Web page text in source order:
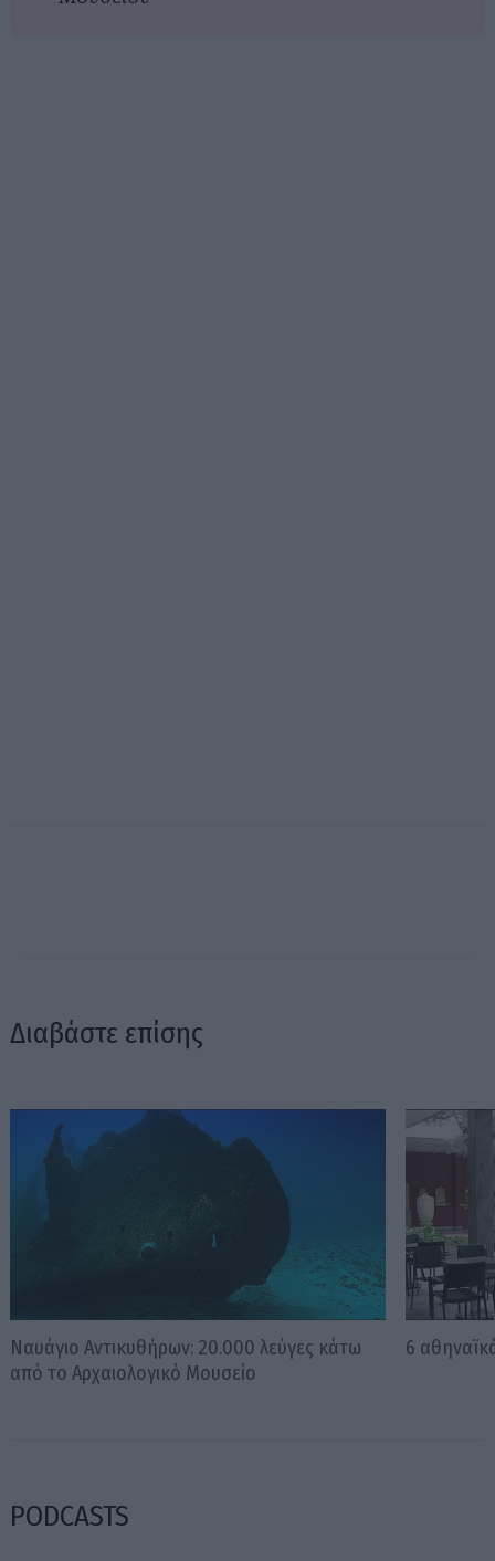
Διαβάστε επίσης
Ναυάγιο Αντικυθήρων: 20.000 λεύγες κάτω
από το Αρχαιολογικό Μουσείο
6
PODCASTS